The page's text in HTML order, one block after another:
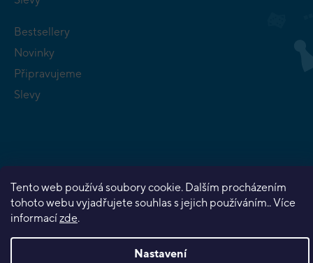
Tento web používá soubory cookie. Dalším procházením
tohoto webu vyjadřujete souhlas s jejich používáním.. Více
informacízde.
Nastavení
Bestsellery
Novinky
Připravujeme
Slevy
Vytvořil Shoptet Premium
Copyright 2026Planeta her. Všechna práva vyhrazena.